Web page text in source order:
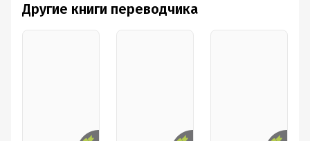
Другие книги переводчика